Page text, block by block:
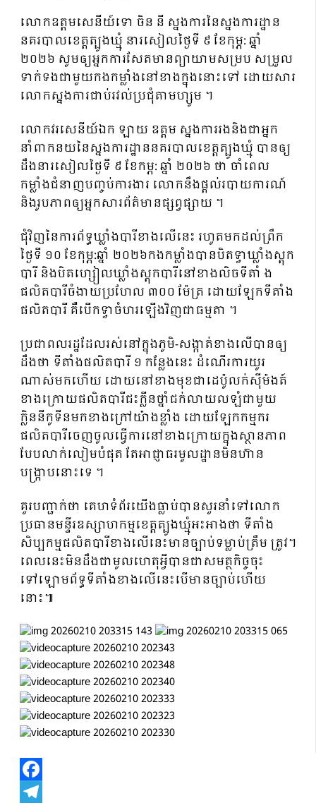
លោកឧត្តមសេនីយ៍ទោ ចិន នី ស្នងការនៃស្នងការដ្ឋាន
នគរបាលខេត្តត្បូងឃ្មុំ នារសៀលថ្ងៃទី ៩ ខែកុម្ភ: ឆ្នាំ
២០២៦ សូមឲ្យអ្នកការសែតមានព្យាយាមសម្រប សម្រួល
ទាក់ទងជាមួយកងកម្លាំងនៅខាងក្នុងនោះទៅ ដោយសារ
លោកស្នងការជាប់រវល់ប្រជុំតាមហ្សូម ។
លោកវរសេនីយ៍ឯក ឡាយ ឧត្តម ស្នងការរងនិងជាអ្នក
នាំពាកនយនៃស្នងការដ្ឋាននគរបាលខេត្តត្បូងឃ្មុំ បានឲ្យ
ដឹងនារសៀលថ្ងៃទី ៩ ខែកម្ភ: ឆ្នាំ ២០២៦ ថា ចាំពេល
កម្លាំងជំនាញបញ្ចប់ការងារ លោកនឹងផ្ដល់របាយការណ៍
និងរូបភាពឲ្យអ្នកសារព័ត៌មានផ្សព្វផ្សាយ ។
ជុំវិញនៃការព័ទ្ធឃ្លាំងបារីខាងលើនេះ រហូតមកដល់ព្រឹក
ថ្ងៃទី ១០ ខែកុម្ភ:ឆ្នាំ ២០២៦កងកម្លាំងបានបិតទ្វាឃ្លាំងស្តុក
បារី និងបិតហ្សៀលឃ្លាំងស្តុកបារីនៅខាងលិចទីតាំ ង
ផលិតបារីចំងាយប្រហែល ៣០០ ម៉ែត្រ ដោយឡែកទីតាំង
ផលិតបារី គឺបើកទ្វាចំហរឡើងវិញជាធម្មតា ។
ប្រជាពលរដ្ឋដែលរស់នៅក្នុងភូមិ-សង្កាត់ខាងលើបានឲ្យ
ដឹងថា ទីតាំងផលិតបារី ១ កន្លែងនេះ ដំណើរការយូរ
ណាស់មកហើយ ដោយនៅខាងមុខជាដេប៉ូលក់សុីម៉ងត៍
ខាងក្រោយផលិតបារីជះក្លីនថ្នាំជក់លាយលឡំជាមួយ
ក្លិននីកូទីនមកខាងក្រៅយ៉ាងខ្លាំង ដោយឡែកកម្មករ
ផលិតបារីចេញចូលធ្វើការនៅខាងក្រោយក្នុងស្ថានភាព
បែបលាក់លៀមបំផុត តែអាជ្ញាធរមូលដ្ឋានមិនហ៊ាន
បង្ក្រាបនោះទេ ។
គួរបញ្ជាក់ថា គេហទំព័រយើងធ្លាប់បានសួរនាំទៅលោក
ប្រធានមន្ទីរឧស្សាហកម្មខេត្តត្បូងឃ្មុំអះអាងថា ទីតាំង
សិប្បកម្មផលិតបារីខាងលើនេះមានច្បាប់ទម្លាប់ត្រឹម ត្រូវ។
ពេលនេះមិនដឹងជាមូលហេតុអ្វីបានជាសមត្ថកិច្ចចុះ
ទៅឡោមព័ទ្ធទីតាំងខាងលើនេះបើមានច្បាប់ហើយ
នោះ៕
Facebook